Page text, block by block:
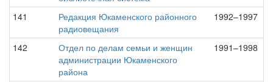
141
Редакция Юкаменского районного
радиовещания
1992–1997
142
Отдел по делам семьи и женщин
администрации Юкаменского
района
1991–1998